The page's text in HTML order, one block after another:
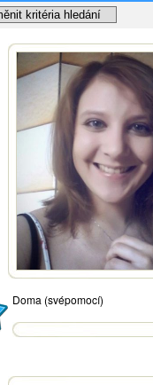
Doma (svépomocí)